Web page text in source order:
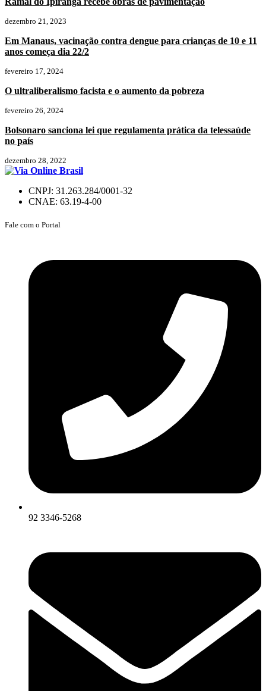
dezembro 21, 2023
Em Manaus, vacinação contra dengue para crianças de 10 e 11
anos começa dia 22/2
fevereiro 17, 2024
O ultraliberalismo facista e o aumento da pobreza
fevereiro 26, 2024
Bolsonaro sanciona lei que regulamenta prática da telessaúde
no país
dezembro 28, 2022
CNPJ: 31.263.284/0001-32
CNAE: 63.19-4-00
Fale com o Portal
92 3346-5268